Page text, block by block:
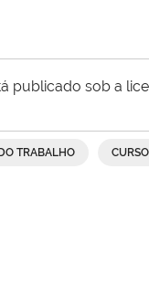
publicado sob a
TRABALHO